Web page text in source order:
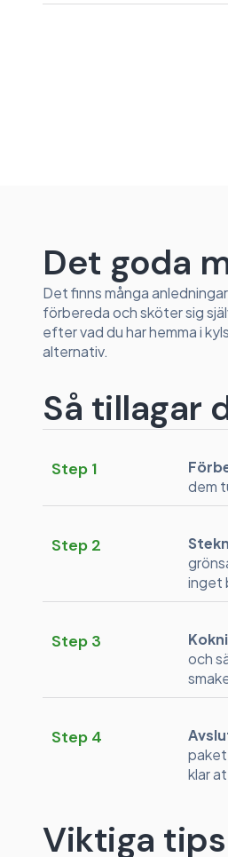
Det goda
Det finns många
förbereda och sköter sig
efter vad du har hemma i
alternativ.
Så tillagar
Step 1
dem
Step 2
inget
Step 3
och
Step 4
klar
Viktiga